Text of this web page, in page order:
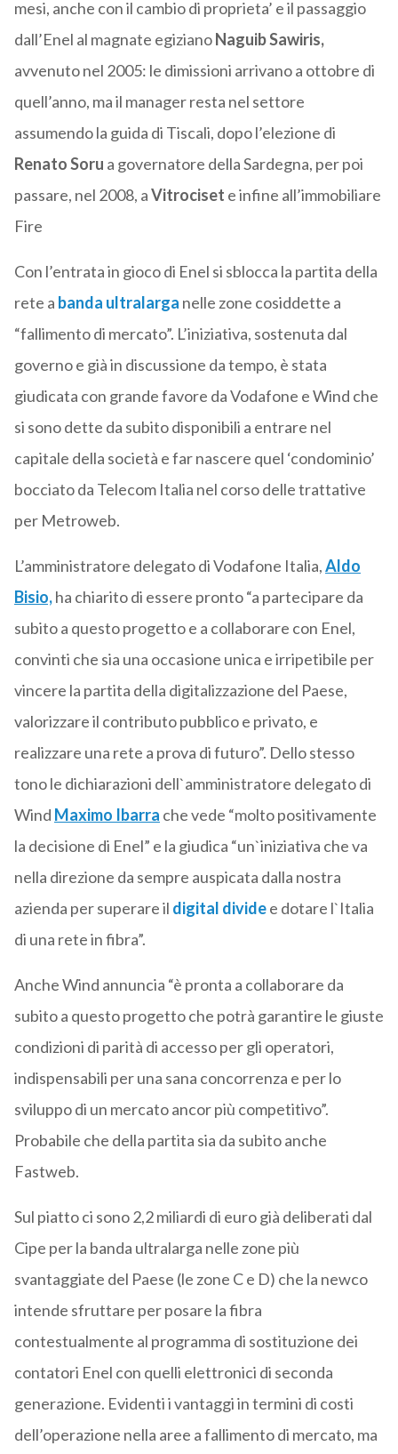
mesi, anche con il cambio di proprieta’ e il passaggio
dall’Enel al magnate egizianoNaguib Sawiris,
avvenuto nel 2005: le dimissioni arrivano a ottobre di
quell’anno, ma il manager resta nel settore
assumendo la guida di Tiscali, dopo l’elezione di
Renato Soru a governatore della Sardegna, per poi
passare, nel 2008, aVitrociset e infine all’immobiliare
Fire
Con l’entrata in gioco di Enel si sblocca la partita della
rete a banda ultralarga nelle zone cosiddette a
“fallimento di mercato”. L’iniziativa, sostenuta dal
governo e già in discussione da tempo, è stata
giudicata con grande favore da Vodafone e Wind che
si sono dette da subito disponibili a entrare nel
capitale della società e far nascere quel ‘condominio’
bocciato da Telecom Italia nel corso delle trattative
per Metroweb.
L’amministratore delegato di Vodafone Italia,Aldo
Bisio,ha chiarito di essere pronto “a partecipare da
subito a questo progetto e a collaborare con Enel,
convinti che sia una occasione unica e irripetibile per
vincere la partita della digitalizzazione del Paese,
valorizzare il contributo pubblico e privato, e
realizzare una rete a prova di futuro”. Dello stesso
tono le dichiarazioni dell`amministratore delegato di
Wind Maximo Ibarra che vede “molto positivamente
la decisione di Enel” e la giudica “un`iniziativa che va
nella direzione da sempre auspicata dalla nostra
azienda per superare il digital dividee dotare l`Italia
di una rete in fibra”.
Anche Wind annuncia “è pronta a collaborare da
subito a questo progetto che potrà garantire le giuste
condizioni di parità di accesso per gli operatori,
indispensabili per una sana concorrenza e per lo
sviluppo di un mercato ancor più competitivo”.
Probabile che della partita sia da subito anche
Fastweb.
Sul piatto ci sono 2,2 miliardi di euro già deliberati dal
Cipe per la banda ultralarga nelle zone più
svantaggiate del Paese (le zone C e D) che la newco
intende sfruttare per posare la fibra
contestualmente al programma di sostituzione dei
contatori Enel con quelli elettronici di seconda
generazione. Evidenti i vantaggi in termini di costi
dell’operazione nella aree a fallimento di mercato, ma